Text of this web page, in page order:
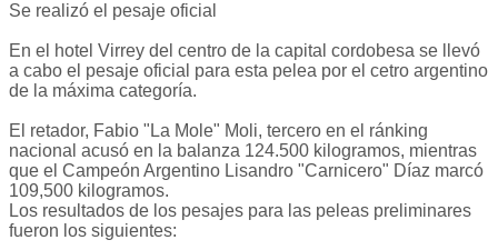
Se realizó el pesaje oficial
En el hotel Virrey del centro de la capital cordobesa se llevó
a cabo el pesaje oficial para esta pelea por el cetro argentino
de la máxima categoría.
El retador, Fabio "La Mole" Moli, tercero en el ránking
nacional acusó en la balanza 124.500 kilogramos, mientras
que el Campeón Argentino Lisandro "Carnicero" Díaz marcó
109,500 kilogramos.
Los resultados de los pesajes para las peleas preliminares
fueron los siguientes: